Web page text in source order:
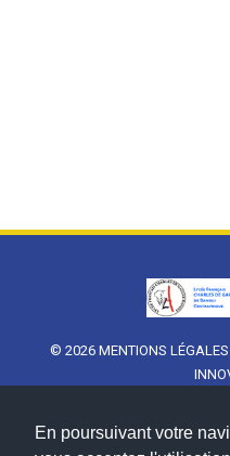
En poursuivant votre
© 2026 MENTIONS LÉGALES